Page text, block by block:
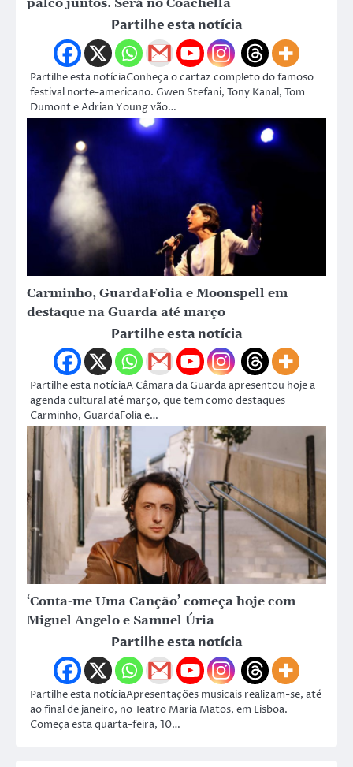
Partilhe esta notícia
Partilhe esta notíciaConheça o cartaz completo do famoso
festival norte-americano. Gwen Stefani, Tony Kanal, Tom
Dumont e Adrian Young vão…
Carminho, GuardaFolia e Moonspell em
destaque na Guarda até março
Partilhe esta notícia
Partilhe esta notíciaA Câmara da Guarda apresentou hoje a
agenda cultural até março, que tem como destaques
Carminho, GuardaFolia e…
‘Conta-me Uma Canção’ começa hoje com
Miguel Angelo e Samuel Úria
Partilhe esta notícia
Partilhe esta notíciaApresentações musicais realizam-se, até
ao final de janeiro, no Teatro Maria Matos, em Lisboa.
Começa esta quarta-feira, 10…